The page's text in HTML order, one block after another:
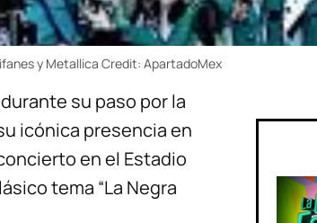
y Metallica Credit: ApartadoMex
su paso por la
icónica presencia en
en el Estadio
tema “La Negra